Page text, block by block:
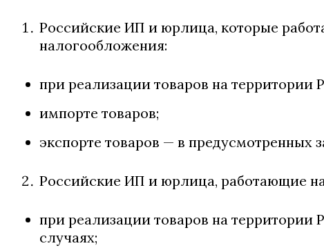
Российские ИП и юрлица, которые
налогообложения:
при реализации товаров на территории
импорте товаров;
экспорте товаров — в предусмотренных
Российские ИП и юрлица, работающие
при реализации товаров на
случаях;